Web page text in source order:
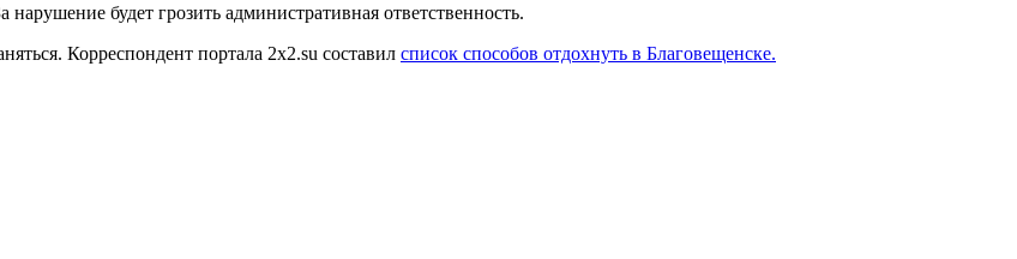
будет грозить административная ответственность.
Корреспондент портала 2x2.su составил список способов отдохнуть в Благовещенске.